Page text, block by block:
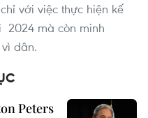
với việc thực hiện kế
2024 mà còn minh
dân.
Peters